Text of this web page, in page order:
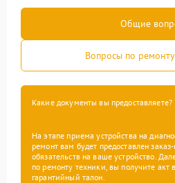
Общие
Вопросы по
Какие документы вы предоставляете?
На этапе приема устройства на
ремонт вам будет предоставлен
обязательств на ваше устройство.
по ремонту техники, вы получите акт
гарантийный талон.